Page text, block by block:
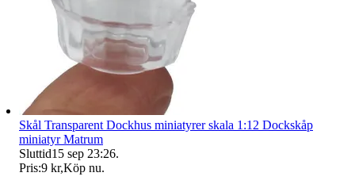
Skål Transparent Dockhus miniatyrer skala 1:12 Dockskåp
miniatyr Matrum
Sluttid15 sep 23:26.
Pris:9 kr,Köp nu.